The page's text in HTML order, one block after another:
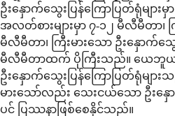
ဦးနှောက်သွေးပြန်ကြောပြတ်ရုံများ
အလတ်စားများမှာ ၇-၁၂ မီလီမီတာ၊ က
မီလီမီတာ၊ ကြီးမားသော ဦးနှောက်သွေ
မီလီမီတာထက် ပိုကြီးသည်။ ယေဘူယျအ
ဦးနှောက်သွေးပြန်ကြောပြတ်ရုံများ
မားသော်လည်း သေးငယ်သော ဦးနှော
ပင် ပြဿနာဖြစ်စေနိုင်သည်။